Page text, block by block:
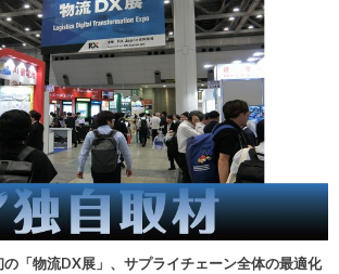
の「物流DX展」、サプライチェーン全体の最適化